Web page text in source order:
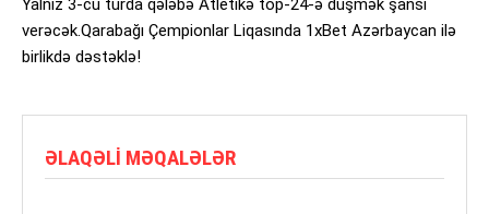
verəcək.Qarabağı Çempionlar Liqasında 1xBet Azərbaycan ilə
birlikdə dəstəklə!
ƏLAQƏLI MƏQALƏLƏR